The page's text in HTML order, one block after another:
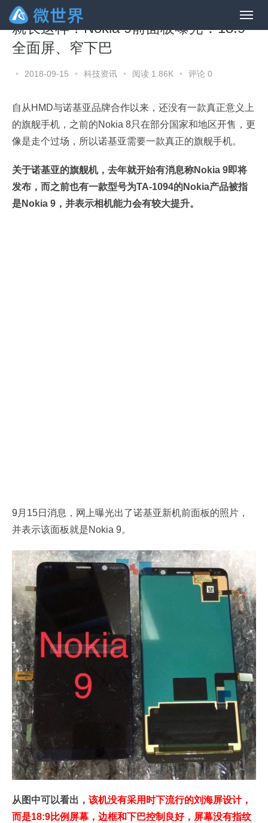
就长这样？Nokia 9前面板曝光：18:9
全面屏、窄下巴
• 2018-09-15 • 科技资讯 • 阅读 1.86K • 评论 0
自从HMD与诺基亚品牌合作以来，还没有一款真正意义上
的旗舰手机，之前的Nokia 8只在部分国家和地区开售，更
像是走个过场，所以诺基亚需要一款真正的旗舰手机。
关于诺基亚的旗舰机，去年就开始有消息称Nokia 9即将
发布，而之前也有一款型号为TA-1094的Nokia产品被指
是Nokia 9，并表示相机能力会有较大提升。
9月15日消息，网上曝光出了诺基亚新机前面板的照片，
并表示该面板就是Nokia 9。
从图中可以看出， 该机没有采用时下流行的刘海屏设计，
而是18:9比例屏幕，边框和下巴控制良好，屏幕没有指纹